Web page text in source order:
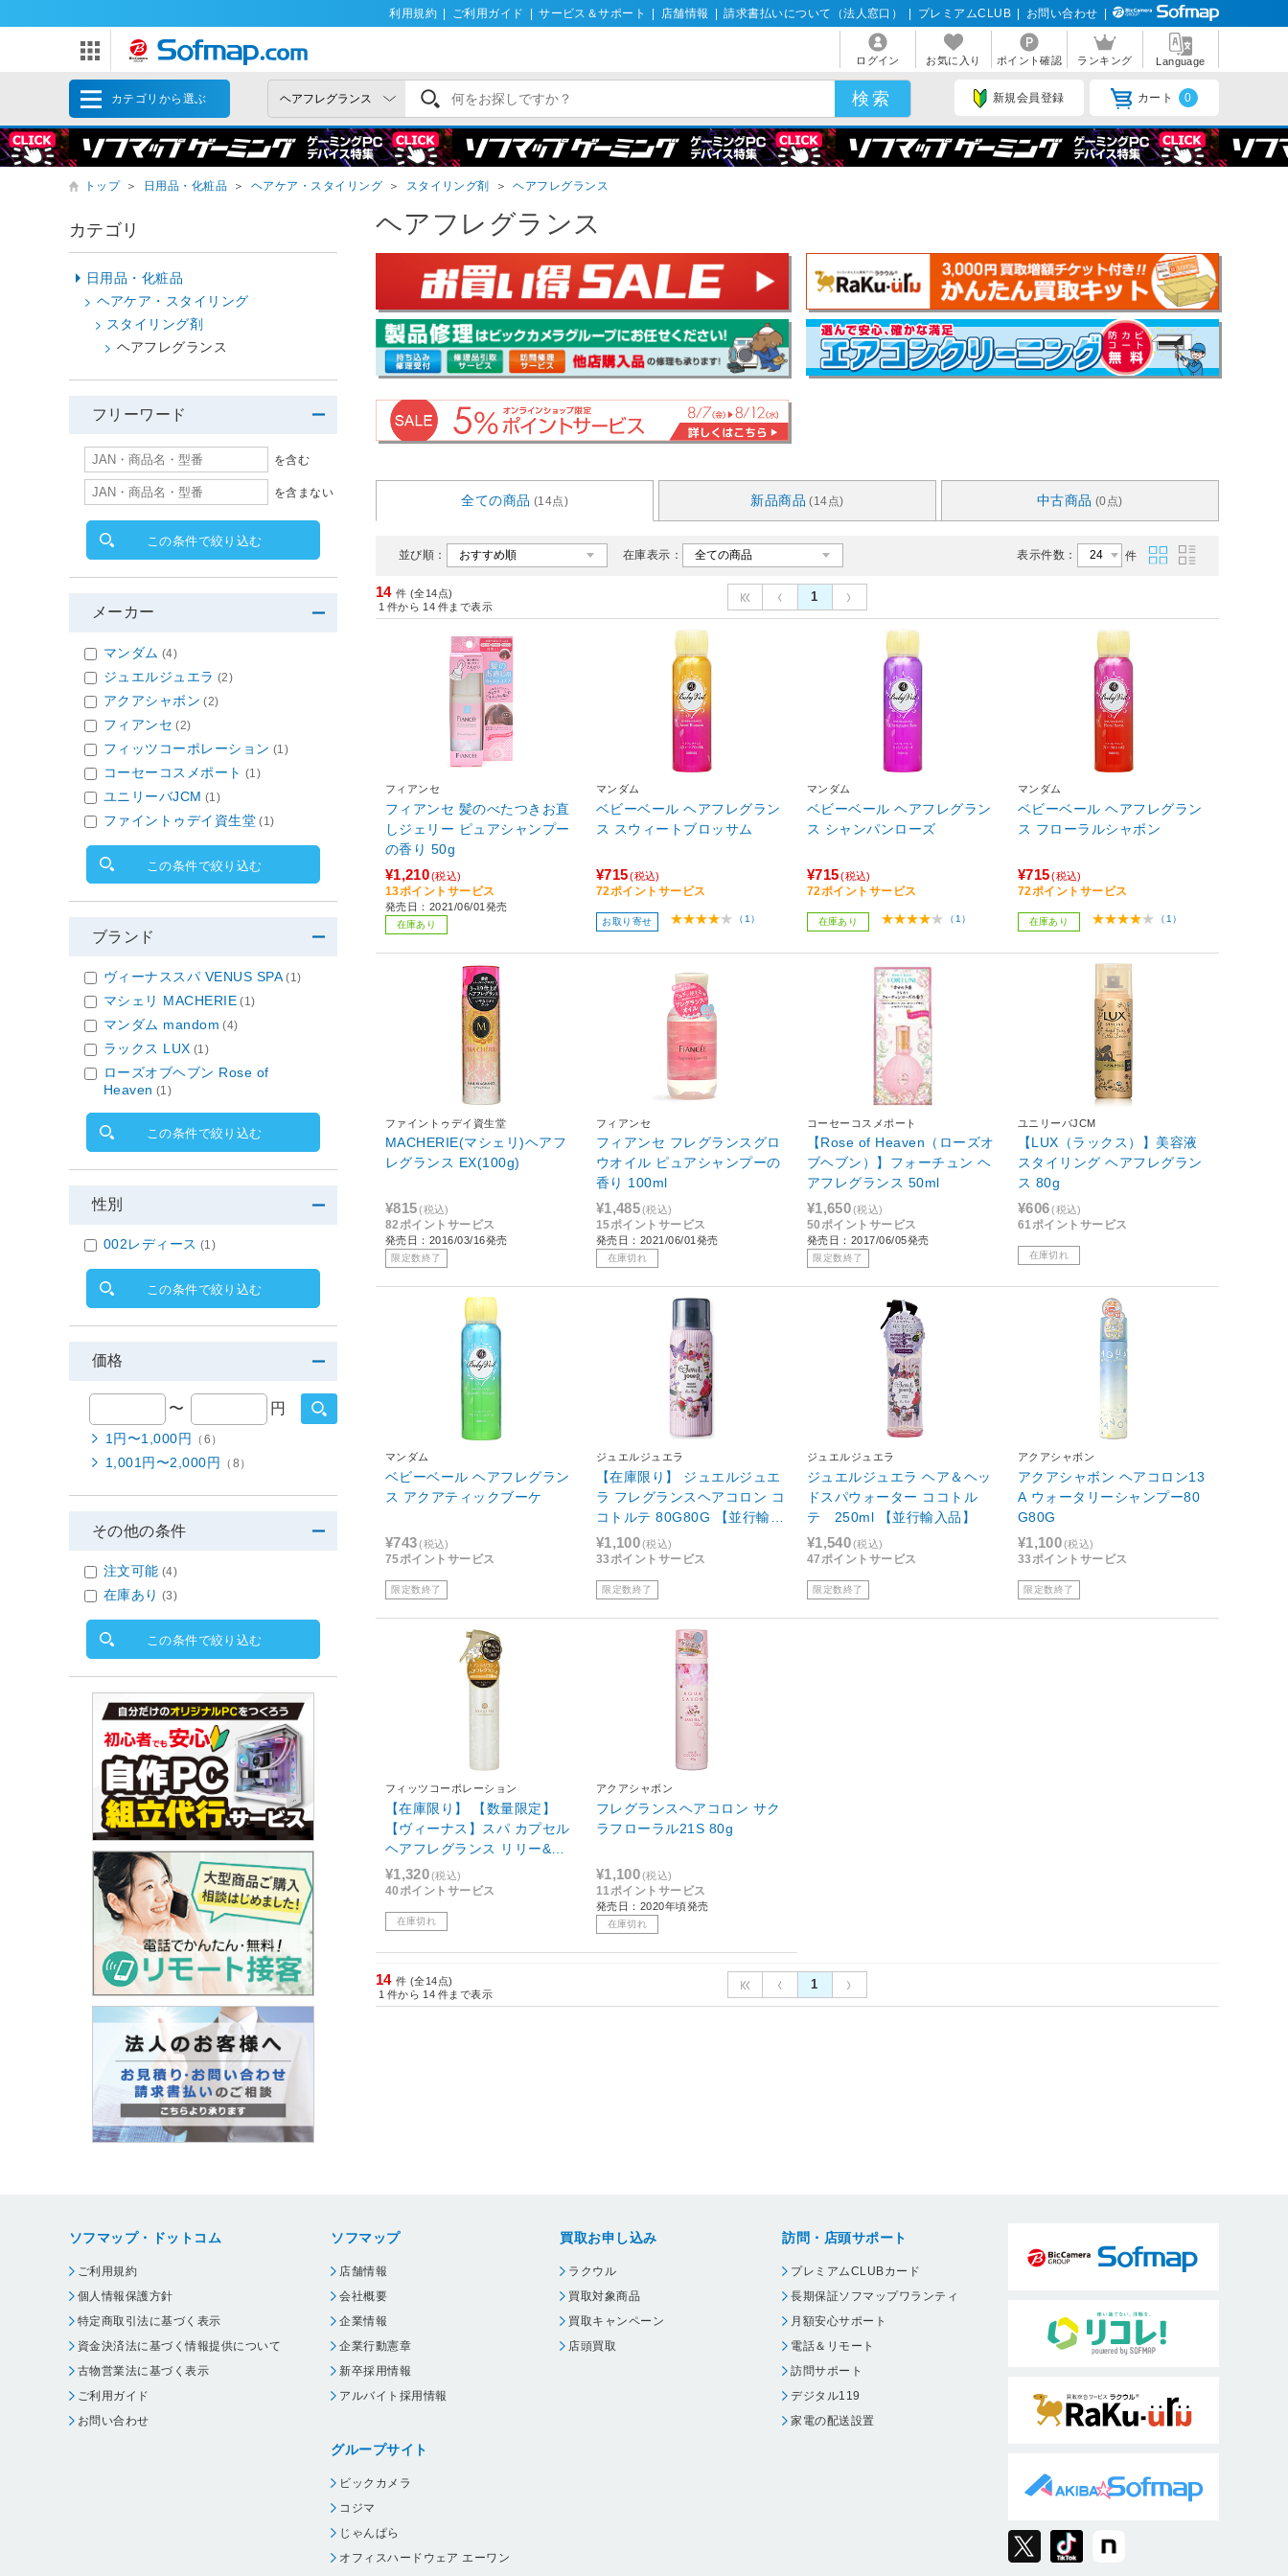
利用規約 ご利用ガイド サービス＆サポート 店舗情報 請求書払いについて（法人窓口） プレミアムCLUB お問い合わせ
ログイン お気に入り ポイント確認 ランキング Language
カテゴリから選ぶ 新規会員登録 カート 0
トップ ＞ 日用品・化粧品 ＞ ヘアケア・スタイリング ＞ スタイリング剤 ＞ ヘアフレグランス
ヘアフレグランス
全ての商品 (14点) 新品商品 (14点) 中古商品 (0点)
並び順： 在庫表示： 表示件数： 件
14 件 (全14点)
1 件から 14 件まで表示
1
フィアンセ
フィアンセ 髪のべたつきお直
しジェリー ピュアシャンプー
の香り 50g
¥1,210(税込)
13ポイントサービス
発売日：2021/06/01発売
在庫あり
マンダム
ベビーベール ヘアフレグラン
ス スウィートブロッサム
¥715 (税込)
72ポイントサービス
お取り寄せ （1）
マンダム
ベビーベール ヘアフレグラン
ス シャンパンローズ
¥715 (税込)
72ポイントサービス
在庫あり （1）
マンダム
ベビーベール ヘアフレグラン
ス フローラルシャボン
¥715 (税込)
72ポイントサービス
在庫あり （1）
ファイントゥデイ資生堂
MACHERIE(マシェリ)ヘアフ
レグランス EX(100g)
¥815 (税込)
82ポイントサービス
発売日：2016/03/16発売
限定数終了
フィアンセ
フィアンセ フレグランスグロ
ウオイル ピュアシャンプーの
香り 100ml
¥1,485(税込)
15ポイントサービス
発売日：2021/06/01発売
在庫切れ
コーセーコスメポート
【Rose of Heaven（ローズオ
ブヘブン）】フォーチュン ヘ
アフレグランス 50ml
¥1,650(税込)
50ポイントサービス
発売日：2017/06/05発売
限定数終了
ユニリーバJCM
【LUX（ラックス）】美容液
スタイリング ヘアフレグラン
ス 80g
¥606 (税込)
61ポイントサービス
在庫切れ
マンダム
ベビーベール ヘアフレグラン
ス アクアティックブーケ
¥743 (税込)
75ポイントサービス
限定数終了
ジュエルジュエラ
【在庫限り】 ジュエルジュエ
ラ フレグランスヘアコロン コ
コトルテ 80G80G 【並行輸入
品】
¥1,100(税込)
33ポイントサービス
限定数終了
ジュエルジュエラ
ジュエルジュエラ ヘア＆ヘッ
ドスパウォーター ココトル
テ 250ml 【並行輸入品】
¥1,540(税込)
47ポイントサービス
限定数終了
アクアシャボン
アクアシャボン ヘアコロン13
A ウォータリーシャンプー80
G80G
¥1,100(税込)
33ポイントサービス
限定数終了
フィッツコーポレーション
【在庫限り】 【数量限定】
【ヴィーナス】スパ カプセル
ヘアフレグランス リリー&ジ
ャスミンの香り （150ml）
¥1,320(税込)
40ポイントサービス
在庫切れ
アクアシャボン
フレグランスヘアコロン サク
ラフローラル21S 80g
¥1,100(税込)
11ポイントサービス
発売日：2020年頃発売
在庫切れ
14 件 (全14点)
1 件から 14 件まで表示
1
カテゴリ
日用品・化粧品
ヘアケア・スタイリング
スタイリング剤
ヘアフレグランス
フリーワード
を含む
を含まない
この条件で絞り込む
メーカー
マンダム (4)
ジュエルジュエラ (2)
アクアシャボン (2)
フィアンセ (2)
フィッツコーポレーション (1)
コーセーコスメポート (1)
ユニリーバJCM (1)
ファイントゥデイ資生堂 (1)
この条件で絞り込む
ブランド
ヴィーナススパ VENUS SPA (1)
マシェリ MACHERIE (1)
マンダム mandom (4)
ラックス LUX (1)
ローズオブヘブン Rose of
Heaven (1)
この条件で絞り込む
性別
002レディース (1)
この条件で絞り込む
価格
〜 円
1円〜1,000円 （6）
1,001円〜2,000円 （8）
その他の条件
注文可能 (4)
在庫あり (3)
この条件で絞り込む
ソフマップ・ドットコム
ご利用規約
個人情報保護方針
特定商取引法に基づく表示
資金決済法に基づく情報提供について
古物営業法に基づく表示
ご利用ガイド
お問い合わせ
ソフマップ
店舗情報
会社概要
企業情報
企業行動憲章
新卒採用情報
アルバイト採用情報
グループサイト
ビックカメラ
コジマ
じゃんぱら
オフィスハードウェア エーワン
買取お申し込み
ラクウル
買取対象商品
買取キャンペーン
店頭買取
訪問・店頭サポート
プレミアムCLUBカード
長期保証ソフマップワランティ
月額安心サポート
電話＆リモート
訪問サポート
デジタル119
家電の配送設置